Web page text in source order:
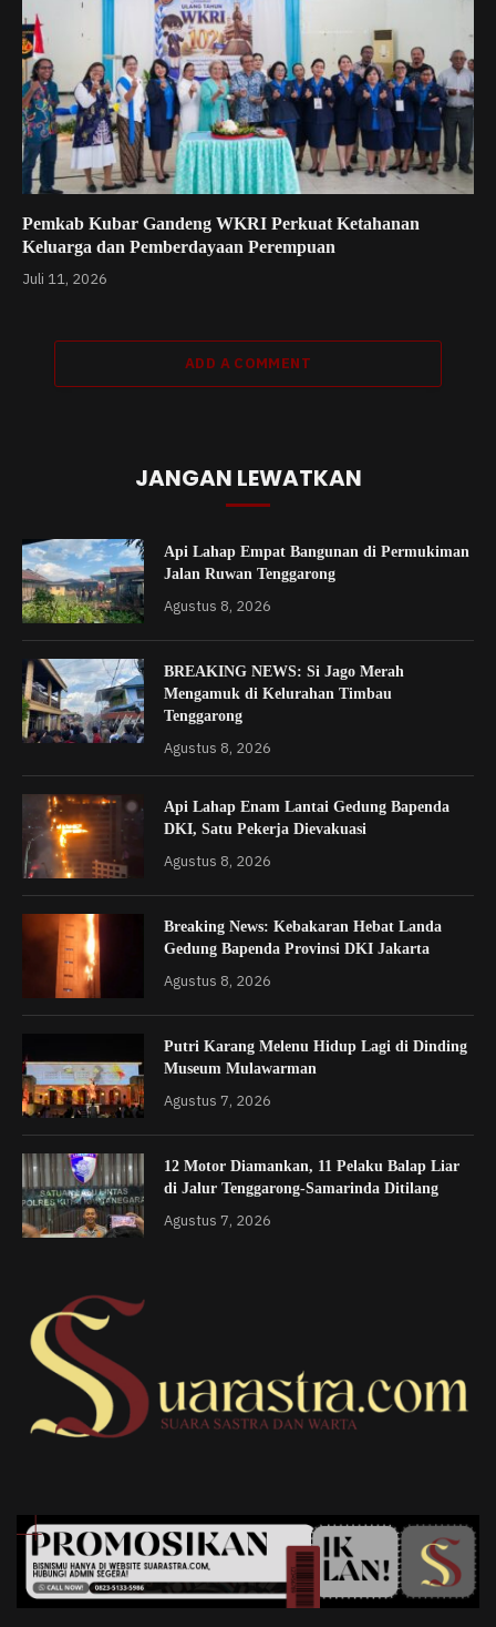
Pemkab Kubar Gandeng WKRI Perkuat Ketahanan
Keluarga dan Pemberdayaan Perempuan
Juli 11, 2026
ADD A COMMENT
JANGAN LEWATKAN
Api Lahap Empat Bangunan di Permukiman
Jalan Ruwan Tenggarong
Agustus 8, 2026
BREAKING NEWS: Si Jago Merah
Mengamuk di Kelurahan Timbau
Tenggarong
Agustus 8, 2026
Api Lahap Enam Lantai Gedung Bapenda
DKI, Satu Pekerja Dievakuasi
Agustus 8, 2026
Breaking News: Kebakaran Hebat Landa
Gedung Bapenda Provinsi DKI Jakarta
Agustus 8, 2026
Putri Karang Melenu Hidup Lagi di Dinding
Museum Mulawarman
Agustus 7, 2026
12 Motor Diamankan, 11 Pelaku Balap Liar
di Jalur Tenggarong-Samarinda Ditilang
Agustus 7, 2026